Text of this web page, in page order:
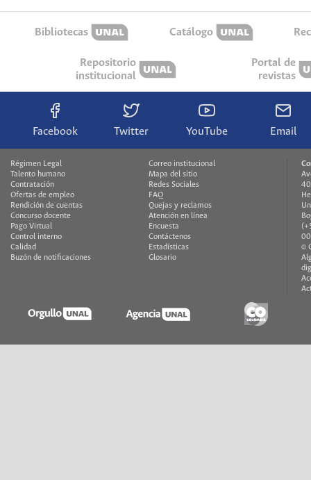
Bibliotecas Catálogo
Repositorio
institucional
Portal de
revistas
Facebook Twitter YouTube Email
Régimen Legal
Talento humano
Contratación
Ofertas de empleo
Rendición de cuentas
Concurso docente
Pago Virtual
Control interno
Calidad
Buzón de notificaciones
Correo institucional
Mapa del sitio
Redes Sociales
FAQ
Quejas y reclamos
Atención en línea
Encuesta
Contáctenos
Estadísticas
Glosario
©